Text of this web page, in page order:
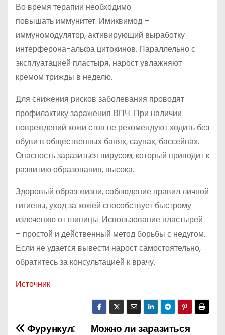
Во время терапии необходимо
повышать иммунитет. Имиквимод –
иммуномодулятор, активирующий выработку
интерферона-альфа цитокинов. Параллельно с
эксплуатацией пластыря, нарост увлажняют
кремом трижды в неделю.
Для снижения рисков заболевания проводят
профилактику заражения ВПЧ. При наличии
повреждений кожи стоп не рекомендуют ходить без
обуви в общественных банях, саунах, бассейнах.
Опасность заразиться вирусом, который приводит к
развитию образования, высока.
Здоровый образ жизни, соблюдение правил личной
гигиены, уход за кожей способствует быстрому
излечению от шипицы. Использование пластырей
– простой и действенный метод борьбы с недугом.
Если не удается вывести нарост самостоятельно,
обратитесь за консультацией к врачу.
Источник
Можно ли заразиться
Фурункул: